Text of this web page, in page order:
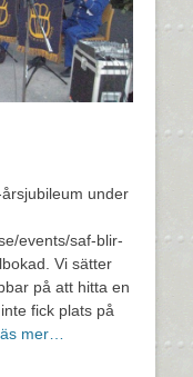
under
events/saf-blir-
Vi sätter
på att hitta en
fick plats på
mer…